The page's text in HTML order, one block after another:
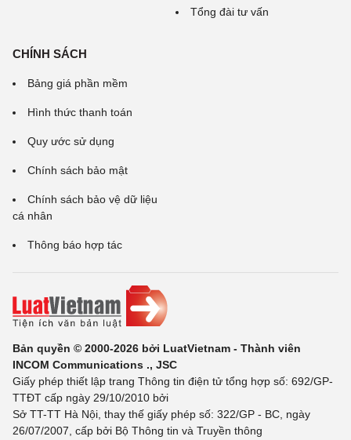
Tổng đài tư vấn
CHÍNH SÁCH
Bảng giá phần mềm
Hình thức thanh toán
Quy ước sử dụng
Chính sách bảo mật
Chính sách bảo vệ dữ liệu
cá nhân
Thông báo hợp tác
Bản quyền © 2000-2026 bởi LuatVietnam - Thành viên
INCOM Communications ., JSC
Giấy phép thiết lập trang Thông tin điện tử tổng hợp số: 692/GP-
TTĐT cấp ngày 29/10/2010 bởi
Sở TT-TT Hà Nội, thay thế giấy phép số: 322/GP - BC, ngày
26/07/2007, cấp bởi Bộ Thông tin và Truyền thông